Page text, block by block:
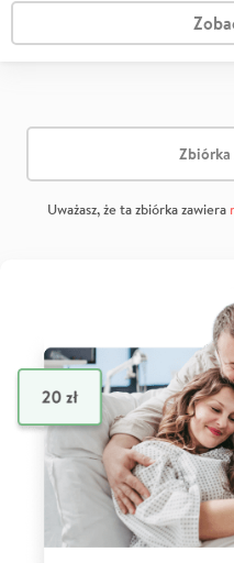
Zbiórka
Uważasz, że ta zbiórka zawiera